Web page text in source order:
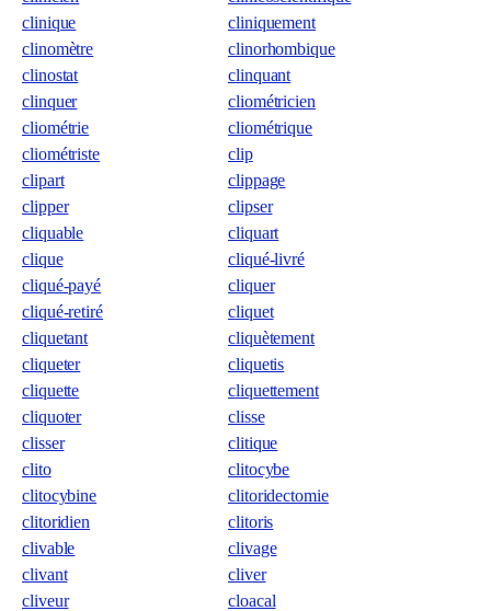
clinique
cliniquement
clinomètre
clinorhombique
clinostat
clinquant
clinquer
cliométricien
cliométrie
cliométrique
cliométriste
clip
clipart
clippage
clipper
clipser
cliquable
cliquart
clique
cliqué-livré
cliqué-payé
cliquer
cliqué-retiré
cliquet
cliquetant
cliquètement
cliqueter
cliquetis
cliquette
cliquettement
cliquoter
clisse
clisser
clitique
clito
clitocybe
clitocybine
clitoridectomie
clitoridien
clitoris
clivable
clivage
clivant
cliver
cliveur
cloacal